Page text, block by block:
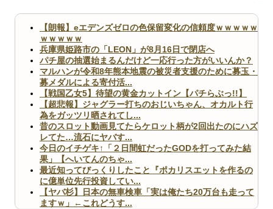
【朗報】eエデンズゼロの色保留変化の信頼度ｗｗｗｗｗ
ｗｗｗｗｗ
兵庫県姫路市の「LEON」が8月16日で閉店へ
パチ屋の抽選始まるんだけど一応行った方がいいんか？
マルハンが令和8年熊本地震の被災者支援のために募玉・
募メダルによる寄付活...
【戦国乙女5】待望の黄金カットイン【パチらぶっ!!】
【超悲報】ジャグラー打ちのおじいちゃん、オカルト行
為をガッツリ晒されてし...
昔のスロット動画見てたらケロット柄が2回出たのにハズ
レてた…流石にヤバす...
今日のイチゲキ↑「２日間虹だったGODを打ってみた結
果」【へいてんのちゃ...
最近知ってびっくりしたこと『ポカリスエットを作るの
に億単位先行投資してい...
【ヤバ杉】日本の無車検車「実は俺たち20万台も走って
ますｗ」←これどうす...